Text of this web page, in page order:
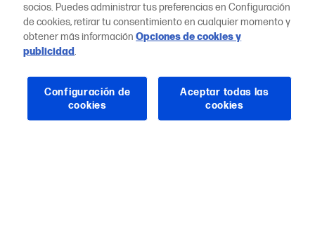
socios. Puedes administrar tus preferencias en Configuración
de cookies, retirar tu consentimiento en cualquier momento y
obtener más informaciónOpciones de cookies y
publicidad.
Configuración de
cookies
Aceptar todas las
cookies